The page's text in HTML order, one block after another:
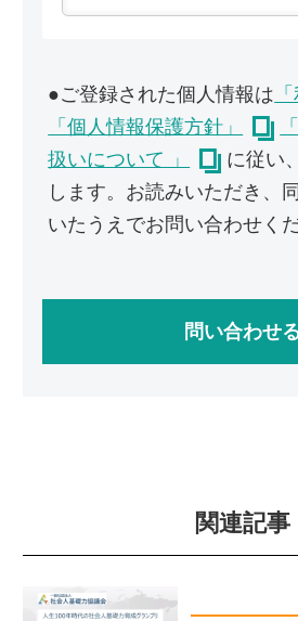
●ご登録された個人情報は
「個人情報保護方針」
扱いについて 」
に従い
します。お読みいただき、
いたうえでお問い合わせくだ
関連記事